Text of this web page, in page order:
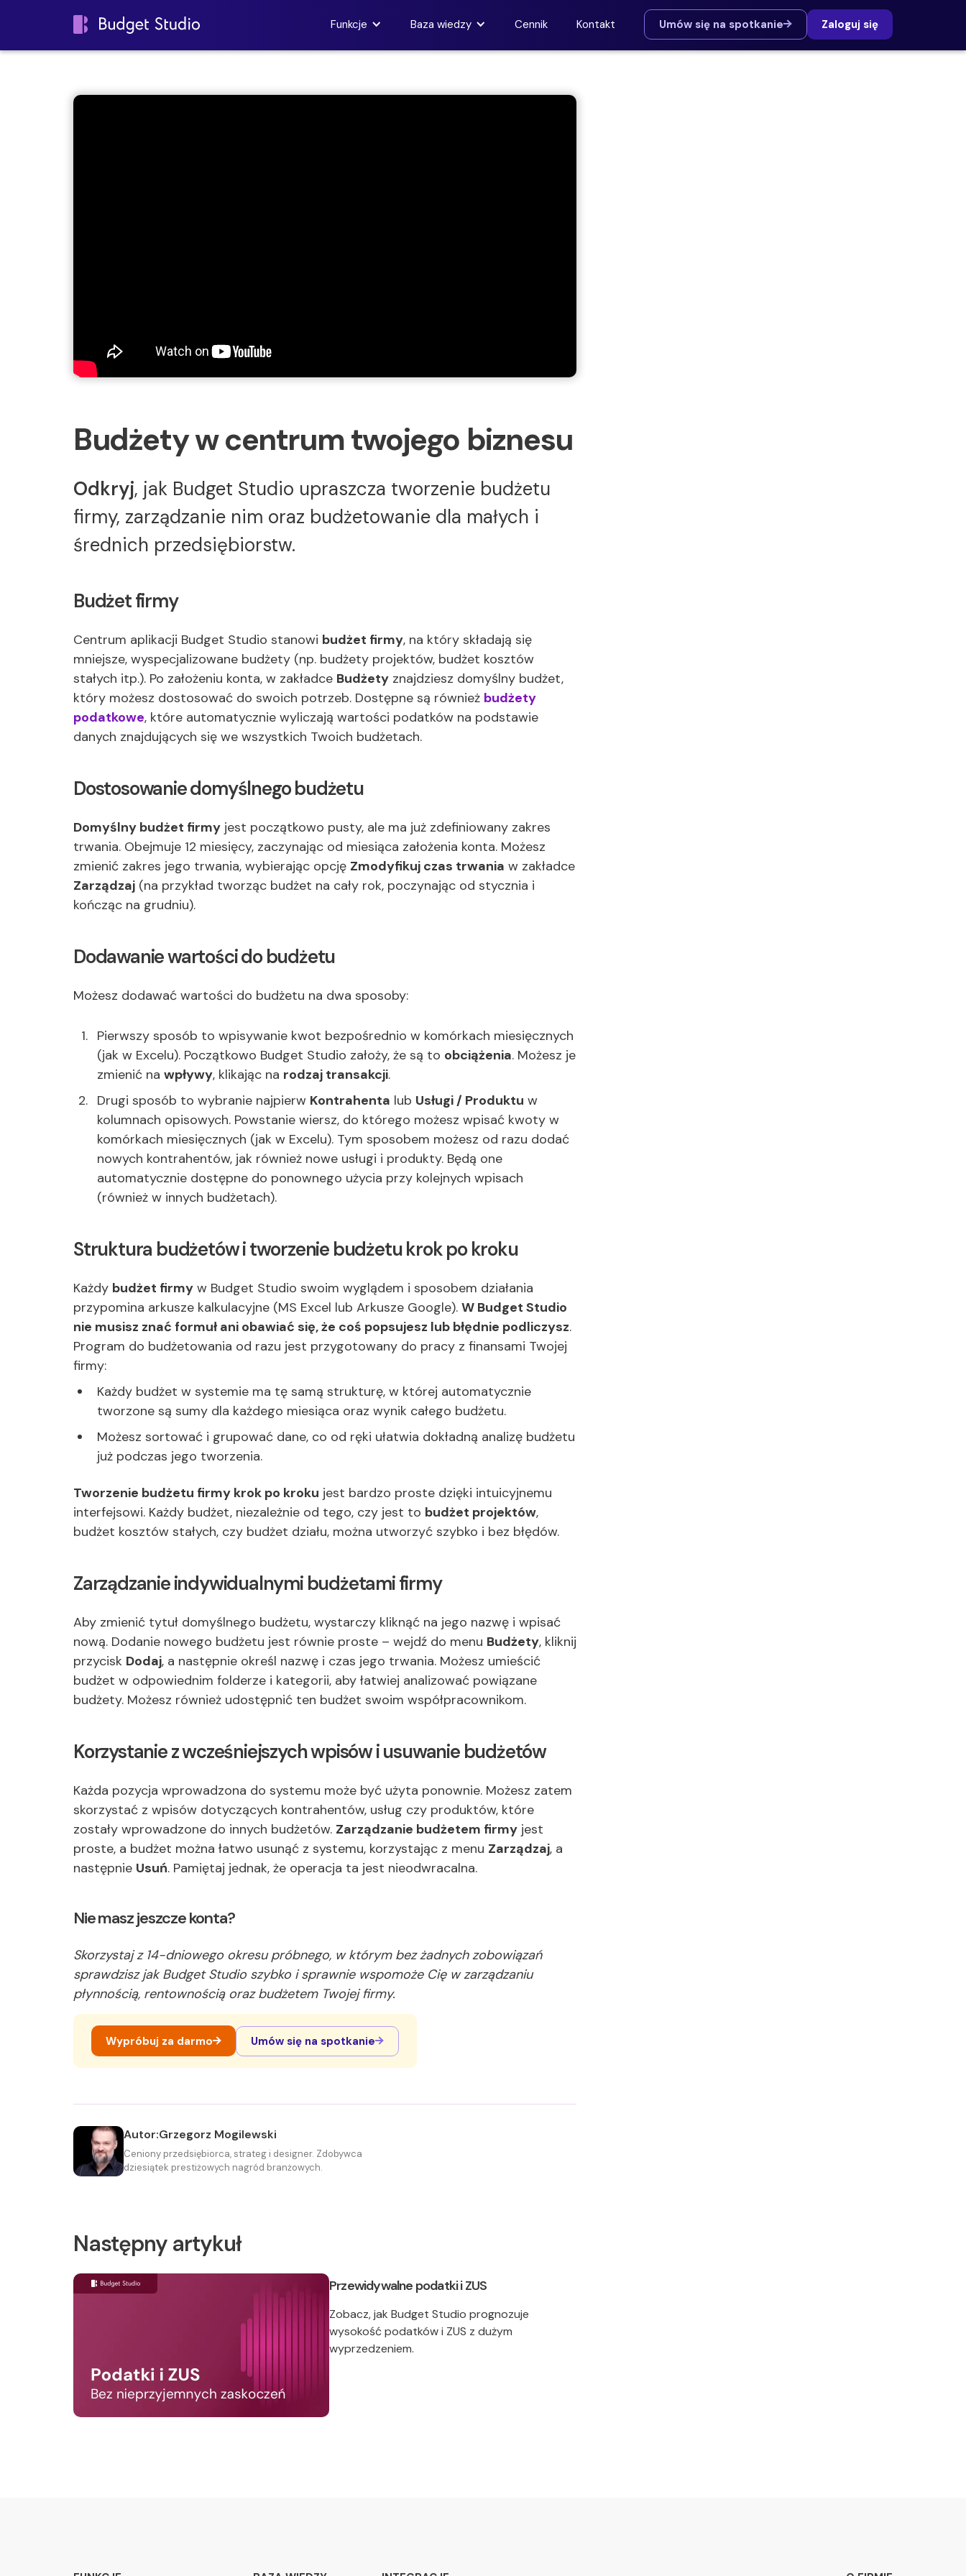
Funkcje Baza wiedzy Cennik Kontakt Umów się na spotkanie Zaloguj się
Budżety w centrum twojego biznesu
Odkryj, jak Budget Studio upraszcza tworzenie budżetu
firmy, zarządzanie nim oraz budżetowanie dla małych i
średnich przedsiębiorstw.
Budżet firmy
Centrum aplikacji Budget Studio stanowi budżet firmy, na który składają się
mniejsze, wyspecjalizowane budżety (np. budżety projektów, budżet kosztów
stałych itp.). Po założeniu konta, w zakładce Budżety znajdziesz domyślny budżet,
który możesz dostosować do swoich potrzeb. Dostępne są również budżety
podatkowe, które automatycznie wyliczają wartości podatków na podstawie
danych znajdujących się we wszystkich Twoich budżetach.
Dostosowanie domyślnego budżetu
Domyślny budżet firmy jest początkowo pusty, ale ma już zdefiniowany zakres
trwania. Obejmuje 12 miesięcy, zaczynając od miesiąca założenia konta. Możesz
zmienić zakres jego trwania, wybierając opcję Zmodyfikuj czas trwania w zakładce
Zarządzaj (na przykład tworząc budżet na cały rok, poczynając od stycznia i
kończąc na grudniu).
Dodawanie wartości do budżetu
Możesz dodawać wartości do budżetu na dwa sposoby:
Pierwszy sposób to wpisywanie kwot bezpośrednio w komórkach miesięcznych
(jak w Excelu). Początkowo Budget Studio założy, że są to obciążenia. Możesz je
zmienić na wpływy, klikając na rodzaj transakcji.
Drugi sposób to wybranie najpierw Kontrahenta lub Usługi / Produktu w
kolumnach opisowych. Powstanie wiersz, do którego możesz wpisać kwoty w
komórkach miesięcznych (jak w Excelu). Tym sposobem możesz od razu dodać
nowych kontrahentów, jak również nowe usługi i produkty. Będą one
automatycznie dostępne do ponownego użycia przy kolejnych wpisach
(również w innych budżetach).
Struktura budżetów i tworzenie budżetu krok po kroku
Każdy budżet firmy w Budget Studio swoim wyglądem i sposobem działania
przypomina arkusze kalkulacyjne (MS Excel lub Arkusze Google). W Budget Studio
nie musisz znać formuł ani obawiać się, że coś popsujesz lub błędnie podliczysz.
Program do budżetowania od razu jest przygotowany do pracy z finansami Twojej
firmy:
Każdy budżet w systemie ma tę samą strukturę, w której automatycznie
tworzone są sumy dla każdego miesiąca oraz wynik całego budżetu.
Możesz sortować i grupować dane, co od ręki ułatwia dokładną analizę budżetu
już podczas jego tworzenia.
Tworzenie budżetu firmy krok po kroku jest bardzo proste dzięki intuicyjnemu
interfejsowi. Każdy budżet, niezależnie od tego, czy jest to budżet projektów,
budżet kosztów stałych, czy budżet działu, można utworzyć szybko i bez błędów.
Zarządzanie indywidualnymi budżetami firmy
Aby zmienić tytuł domyślnego budżetu, wystarczy kliknąć na jego nazwę i wpisać
nową. Dodanie nowego budżetu jest równie proste – wejdź do menu Budżety, kliknij
przycisk Dodaj, a następnie określ nazwę i czas jego trwania. Możesz umieścić
budżet w odpowiednim folderze i kategorii, aby łatwiej analizować powiązane
budżety. Możesz również udostępnić ten budżet swoim współpracownikom.
Korzystanie z wcześniejszych wpisów i usuwanie budżetów
Każda pozycja wprowadzona do systemu może być użyta ponownie. Możesz zatem
skorzystać z wpisów dotyczących kontrahentów, usług czy produktów, które
zostały wprowadzone do innych budżetów. Zarządzanie budżetem firmy jest
proste, a budżet można łatwo usunąć z systemu, korzystając z menu Zarządzaj, a
następnie Usuń. Pamiętaj jednak, że operacja ta jest nieodwracalna.
Nie masz jeszcze konta?
Skorzystaj z 14-dniowego okresu próbnego, w którym bez żadnych zobowiązań
sprawdzisz jak Budget Studio szybko i sprawnie wspomoże Cię w zarządzaniu
płynnością, rentownością oraz budżetem Twojej firmy.
Wypróbuj za darmo Umów się na spotkanie
Autor:Grzegorz Mogilewski
Ceniony przedsiębiorca, strateg i designer. Zdobywca
dziesiątek prestiżowych nagród branżowych.
Następny artykuł
Przewidywalne podatki i ZUS
Zobacz, jak Budget Studio prognozuje
wysokość podatków i ZUS z dużym
wyprzedzeniem.